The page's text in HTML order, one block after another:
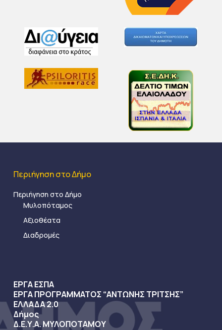
Περιήγηση στο Δήμο
Περιήγηση στο Δήμο
Μυλοπόταμος
Αξιοθέατα
Διαδρομές
ΕΡΓΑ ΕΣΠΑ
ΕΡΓΑ ΠΡΟΓΡΑΜΜΑΤΟΣ “ΑΝΤΩΝΗΣ ΤΡΙΤΣΗΣ”
ΕΛΛΑΔΑ 2.0
Δήμος
Δ.Ε.Υ.Α. ΜΥΛΟΠΟΤΑΜΟΥ